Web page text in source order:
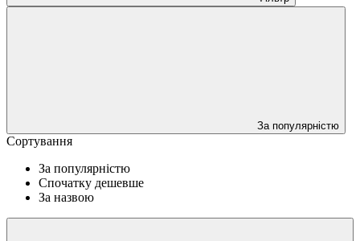
За популярністю
Сортування
За популярністю
Спочатку дешевше
За назвою